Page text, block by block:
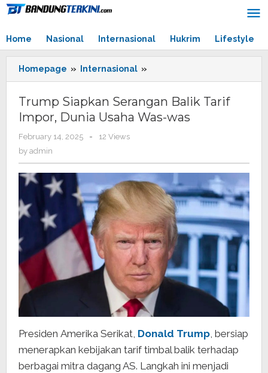
Skip
Home
Nasional Internasional Hukrim Lifestyle
Homepage » Internasional »
Siapkan
Balik
Tarif
was
Trump Siapkan Serangan Balik Tarif
Impor, Dunia Usaha Was-was
February 14, 2025
by
-
12 Views
by admin
Presiden Amerika Serikat, Donald Trump, bersiap
menerapkan kebijakan tarif timbal balik terhadap
berbagai mitra dagang AS. Langkah ini menjadi